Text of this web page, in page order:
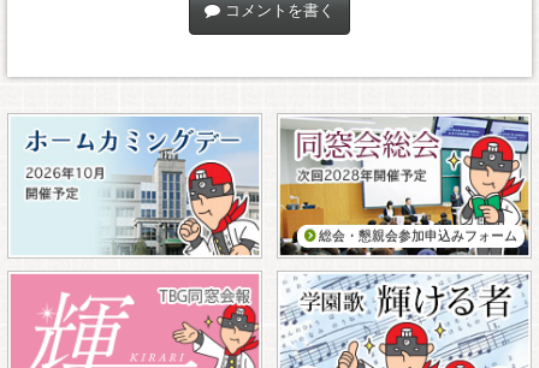
コメントを書く
総会・懇親会参加申込みフォーム